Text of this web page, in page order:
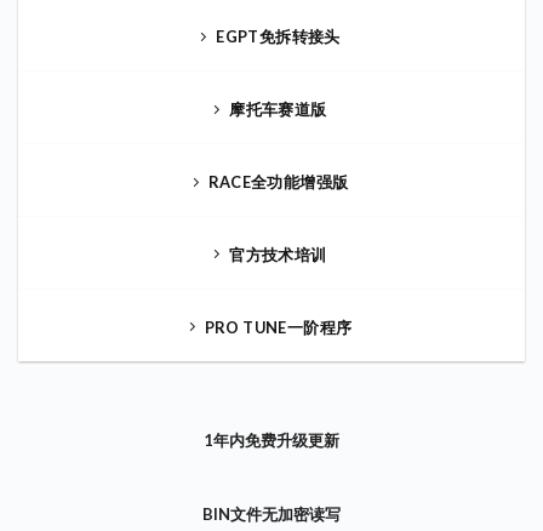
EGPT免拆转接头
摩托车赛道版
RACE全功能增强版
官方技术培训
PRO TUNE一阶程序
1年内免费升级更新
BIN文件无加密读写